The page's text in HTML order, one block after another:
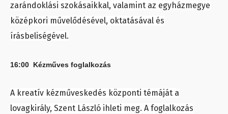
zarándoklási szokásaikkal, valamint az egyházmegye
középkori művelődésével, oktatásával és
írásbeliségével.
16:00 Kézműves foglalkozás
A kreatív kézműveskedés központi témáját a
lovagkirály, Szent László ihleti meg. A foglalkozás